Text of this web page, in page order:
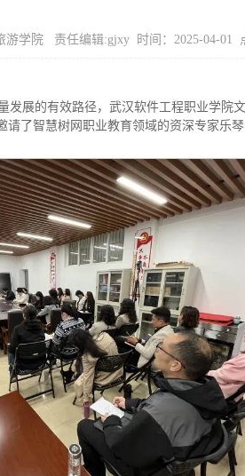
游学院 责任编辑:gjxy 时间：2025-04-01
展的有效路径，武汉软件工程职业学院
请了智慧树网职业教育领域的资深专家乐